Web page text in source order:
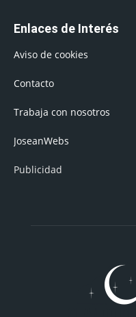
Enlaces de Interés
Aviso de cookies
Contacto
Trabaja con nosotros
JoseanWebs
Publicidad